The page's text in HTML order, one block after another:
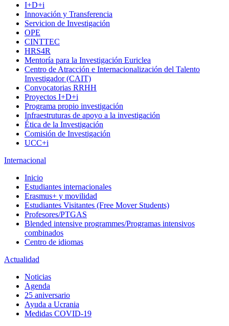
I+D+i
Innovación y Transferencia
Servicion de Investigación
OPE
CINTTEC
HRS4R
Mentoría para la Investigación Euriclea
Centro de Atracción e Internacionalización del Talento
Investigador (CAIT)
Convocatorias RRHH
Proyectos I+D+i
Programa propio investigación
Infraestruturas de apoyo a la investigación
Ética de la Investigación
Comisión de Investigación
UCC+i
Internacional
Inicio
Estudiantes internacionales
Erasmus+ y movilidad
Estudiantes Visitantes (Free Mover Students)
Profesores/PTGAS
Blended intensive programmes/Programas intensivos
combinados
Centro de idiomas
Actualidad
Noticias
Agenda
25 aniversario
Ayuda a Ucrania
Medidas COVID-19